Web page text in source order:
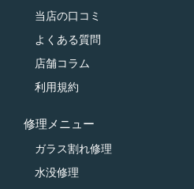
当店の口コミ
よくある質問
店舗コラム
利用規約
修理メニュー
ガラス割れ修理
水没修理